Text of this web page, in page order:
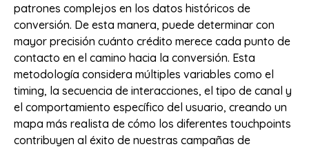
patrones complejos en los datos históricos de
conversión. De esta manera, puede determinar con
mayor precisión cuánto crédito merece cada punto de
contacto en el camino hacia la conversión. Esta
metodología considera múltiples variables como el
timing, la secuencia de interacciones, el tipo de canal y
el comportamiento específico del usuario, creando un
mapa más realista de cómo los diferentes touchpoints
contribuyen al éxito de nuestras campañas de